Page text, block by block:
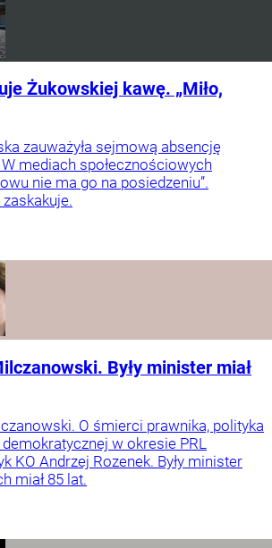
Żukowskiej kawę. „Miło,
zauważyła sejmową absencję
mediach społecznościowych
nie ma go na posiedzeniu”.
Były minister miał
O śmierci prawnika, polityka
demokratycznej w okresie PRL
KO Andrzej Rozenek. Były minister
miał 85 lat.